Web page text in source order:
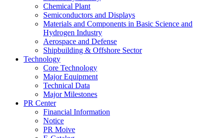
Chemical Plant
Semiconductors and Displays
Materials and Components in Basic Science and
Hydrogen Industry
Aerospace and Defense
Shipbuilding & Offshore Sector
Technology
Core Technology
Major Equipment
Technical Data
Major Milestones
PR Center
Financial Information
Notice
PR Moive